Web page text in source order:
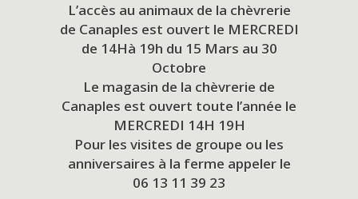
L’accès au animaux de la chèvrerie
de Canaples est ouvert le MERCREDI
de 14Hà 19h du 15 Mars au 30
Octobre
Le magasin de la chèvrerie de
Canaples est ouvert toute l’année le
MERCREDI 14H 19H
Pour les visites de groupe ou les
anniversaires à la ferme appeler le
06 13 11 39 23